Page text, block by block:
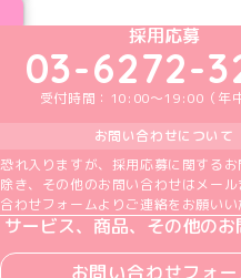
めいどりー
めいど
め
採用応募
03-6272-
受付時間：10:00～19:00（年中
お問い合わせについて
恐れ入りますが、採用応募に関するお
除き、その他のお問い合わせはメー
合わせフォームよりご連絡をお願いい
サービス、商品、その他のお
お問い合わせフォ